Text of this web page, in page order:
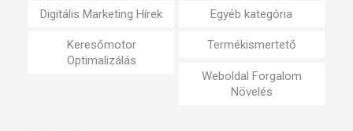
Digitális Marketing Hírek Egyéb kategória
Keresőmotor
Optimalizálás
Termékismertető
Weboldal Forgalom
Növelés